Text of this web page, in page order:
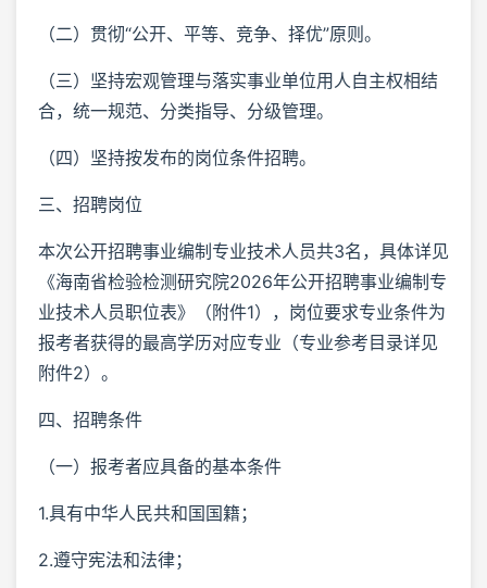
（二）贯彻“公开、平等、竞争、择优”原则。
（三）坚持宏观管理与落实事业单位用人自主权相结
合，统一规范、分类指导、分级管理。
（四）坚持按发布的岗位条件招聘。
三、招聘岗位
本次公开招聘事业编制专业技术人员共3名，具体详见
《海南省检验检测研究院2026年公开招聘事业编制专
业技术人员职位表》（附件1），岗位要求专业条件为
报考者获得的最高学历对应专业（专业参考目录详见
附件2）。
四、招聘条件
（一）报考者应具备的基本条件
1.具有中华人民共和国国籍；
2.遵守宪法和法律；